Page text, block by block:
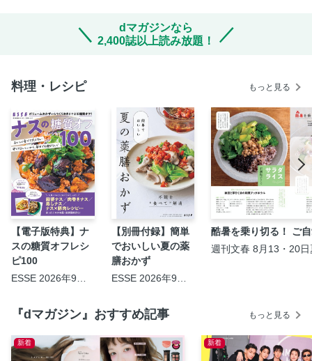
dマガジンなら
2,400誌以上読み放題！
料理・レシピ もっと見る
【電子版特典】ナ
スの糖質オフレシ
ピ100
ESSE 2026年9月
【別冊付録】簡単
でおいしい夏の薬
膳おかず
ESSE 2026年9月
酷暑を乗り切る！ ご
週刊文春 8月13・20
『dマガジン』おすすめ記事 もっと見る
新着 新着